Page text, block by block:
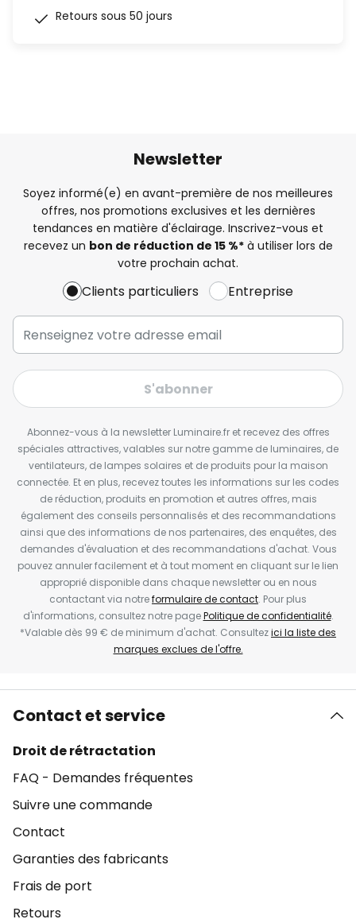
Retours sous 50 jours
Newsletter
Soyez informé(e) en avant-première de nos meilleures
offres, nos promotions exclusives et les dernières
tendances en matière d'éclairage. Inscrivez-vous et
recevez un bon de réduction de 15 %*à utiliser lors de
votre prochain achat.
Clients particuliers Entreprise
S'abonner
Abonnez-vous à la newsletter Luminaire.fr et recevez des offres
spéciales attractives, valables sur notre gamme de luminaires, de
ventilateurs, de lampes solaires et de produits pour la maison
connectée. Et en plus, recevez toutes les informations sur les codes
de réduction, produits en promotion et autres offres, mais
également des conseils personnalisés et des recommandations
ainsi que des informations de nos partenaires, des enquêtes, des
demandes d'évaluation et des recommandations d'achat. Vous
pouvez annuler facilement et à tout moment en cliquant sur le lien
approprié disponible dans chaque newsletter ou en nous
contactant via notreformulaire de contact. Pour plus
d'informations, consultez notre pagePolitique de confidentialité.
*Valable dès 99 € de minimum d'achat. Consultezici la liste des
marques exclues de l'offre.
Contact et service
Droit de rétractation
FAQ - Demandes fréquentes
Suivre une commande
Contact
Garanties des fabricants
Frais de port
Retours